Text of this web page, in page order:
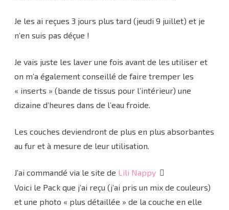
Je les ai reçues 3 jours plus tard (jeudi 9 juillet) et je
n’en suis pas déçue !
Je vais juste les laver une fois avant de les utiliser et
on m’a également conseillé de faire tremper les
« inserts » (bande de tissus pour l’intérieur) une
dizaine d’heures dans de l’eau froide.
Les couches deviendront de plus en plus absorbantes
au fur et à mesure de leur utilisation.
J’ai commandé via le site de Lili Nappy
Voici le Pack que j’ai reçu (j’ai pris un mix de couleurs)
et une photo « plus détaillée » de la couche en elle